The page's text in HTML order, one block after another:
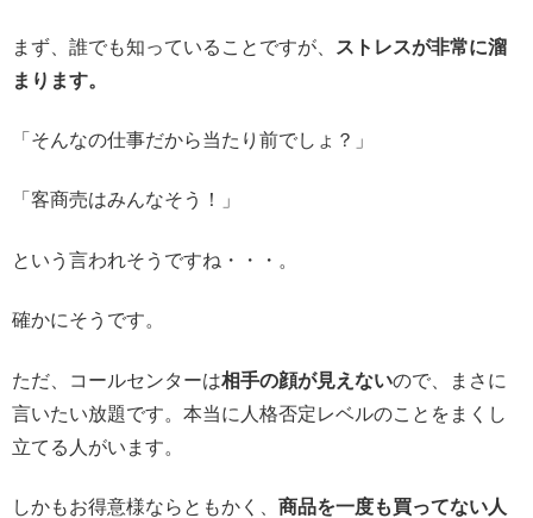
まず、誰でも知っていることですが、
ストレスが非常に溜
まります。
「そんなの仕事だから当たり前でしょ？」
「客商売はみんなそう！」
という言われそうですね・・・。
確かにそうです。
ただ、コールセンターは相手の顔が見えないので、まさに
言いたい放題です。本当に人格否定レベルのことをまくし
立てる人がいます。
しかもお得意様ならともかく、 商品を一度も買ってない人